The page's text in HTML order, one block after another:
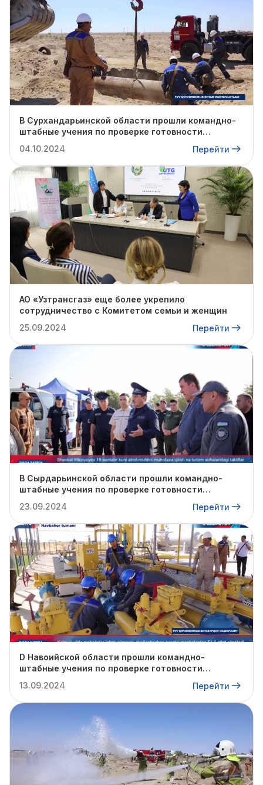
В Сурхандарьинской области прошли командно-
штабные учения по проверке готовности
отопительному сезону.
04.10.2024 Перейти
АО «Узтрансгаз» еще более укрепило
сотрудничество с Комитетом семьи и женщин
25.09.2024
Перейти
В Сырдарьинской области прошли командно-
штабные учения по проверке готовности
отопительному сезону.
23.09.2024 Перейти
D Навоийской области прошли командно-
штабные учения по проверке готовности
отопительному сезону.
13.09.2024 Перейти